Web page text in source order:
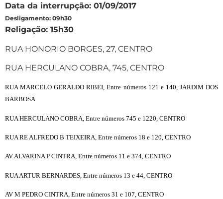
Data da interrupção: 01/09/2017
Desligamento: 09h30
Religação: 15h30
RUA HONORIO BORGES, 27, CENTRO
RUA HERCULANO COBRA, 745, CENTRO
RUA MARCELO GERALDO RIBEI, Entre números 121 e 140, JARDIM DOS
BARBOSA
RUA HERCULANO COBRA, Entre números 745 e 1220, CENTRO
RUA RE ALFREDO B TEIXEIRA, Entre números 18 e 120, CENTRO
AV ALVARINA P CINTRA, Entre números 11 e 374, CENTRO
RUA ARTUR BERNARDES, Entre números 13 e 44, CENTRO
AV M PEDRO CINTRA, Entre números 31 e 107, CENTRO